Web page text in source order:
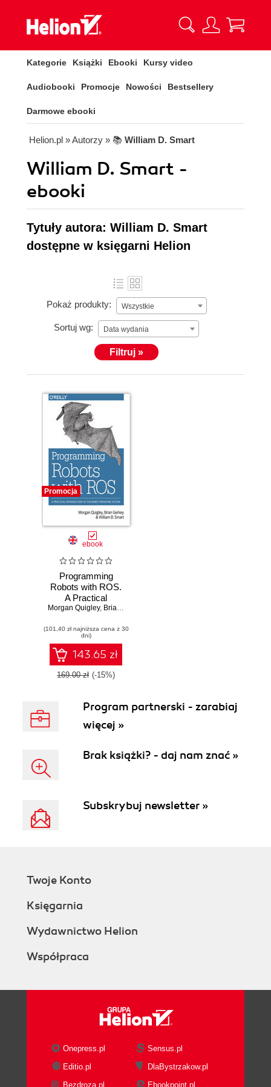
Kategorie Książki Ebooki Kursy video
Audiobooki Promocje Nowości Bestsellery
Darmowe ebooki
Helion.pl » Autorzy » 📚 William D. Smart
William D. Smart -
ebooki
Tytuły autora: William D. Smart
dostępne w księgarni Helion
Pokaż produkty: Wszystkie
Sortuj wg: Data wydania
Filtruj »
Promocja
ebook
Programming
Robots with ROS.
A Practical
Introduction to the
System
Morgan Quigley, Brian Gerkey
(101,40 zł najniższa cena z 30
dni)
143.65 zł
169.00 zł (-15%)
Program partnerski - zarabiaj
więcej »
Brak książki? - daj nam znać »
Subskrybuj newsletter »
Twoje Konto
Księgarnia
Wydawnictwo Helion
Współpraca
Onepress.pl
Sensus.pl
Editio.pl
DlaBystrzakow.pl
Bezdroza.pl
Ebookpoint.pl